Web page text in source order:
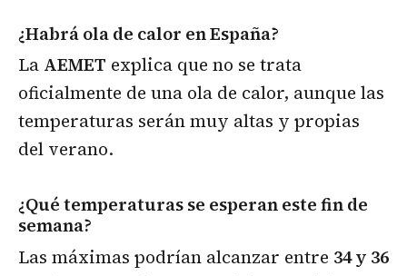
¿Habrá ola de calor en España?
La AEMET explica que no se trata
oficialmente de una ola de calor, aunque las
temperaturas serán muy altas y propias
del verano.
¿Qué temperaturas se esperan este fin de
semana?
Las máximas podrían alcanzar entre 34 y 36